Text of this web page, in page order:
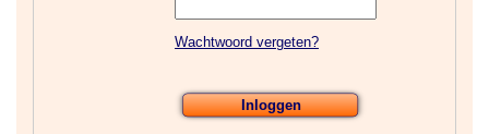
Wachtwoord vergeten?